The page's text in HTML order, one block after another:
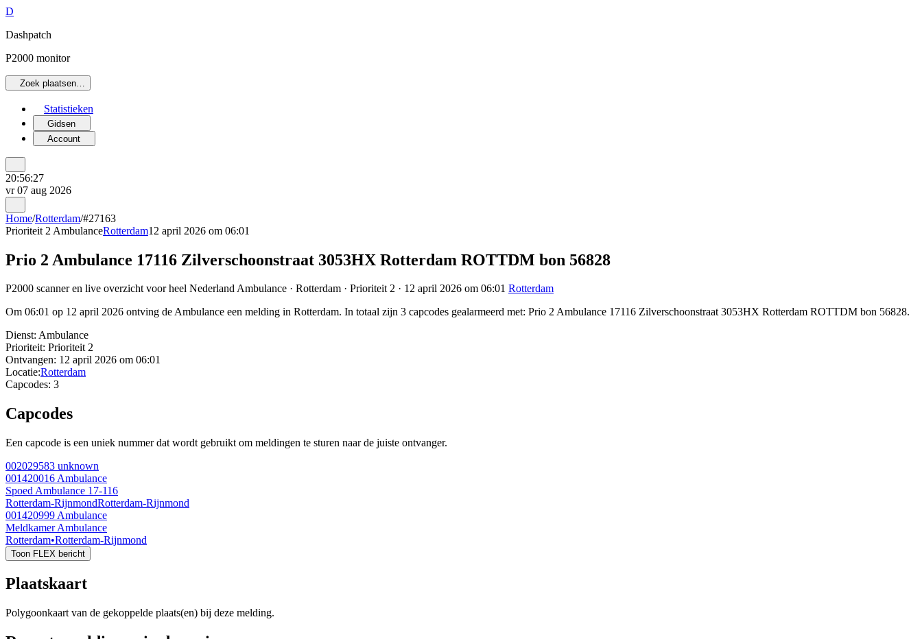
D
Dashpatch
P2000 monitor
Zoek plaatsen…
Statistieken
Gidsen
Account
20:56:27
vr 07 aug 2026
Home/Rotterdam/#27163
Prioriteit 2 AmbulanceRotterdam12 april 2026 om 06:01
Prio 2 Ambulance 17116 Zilverschoonstraat 3053HX Rotterdam ROTTDM bon 56828
P2000 scanner en live overzicht voor heel Nederland Ambulance · Rotterdam · Prioriteit 2 · 12 april 2026 om 06:01 Rotterdam
Om 06:01 op 12 april 2026 ontving de Ambulance een melding in Rotterdam. In totaal zijn 3 capcodes gealarmeerd met: Prio 2 Ambulance 17116 Zilverschoonstraat 3053HX Rotterdam ROTTDM bon 56828.
Dienst: Ambulance
Prioriteit: Prioriteit 2
Ontvangen: 12 april 2026 om 06:01
Locatie:Rotterdam
Capcodes: 3
Capcodes
Een capcode is een uniek nummer dat wordt gebruikt om meldingen te sturen naar de juiste ontvanger.
002029583 unknown
001420016 Ambulance
Spoed Ambulance 17-116
Rotterdam-RijnmondRotterdam-Rijnmond
001420999 Ambulance
Meldkamer Ambulance
Rotterdam•Rotterdam-Rijnmond
Toon FLEX bericht
Plaatskaart
Polygoonkaart van de gekoppelde plaats(en) bij deze melding.